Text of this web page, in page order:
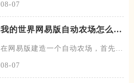
08-07
我的世界网易版自动农场怎么建
在网易版建造一个自动农场，首先找
08-07